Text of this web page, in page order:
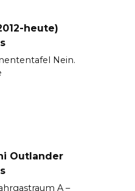
heute)
Nein.
Outlander
A –